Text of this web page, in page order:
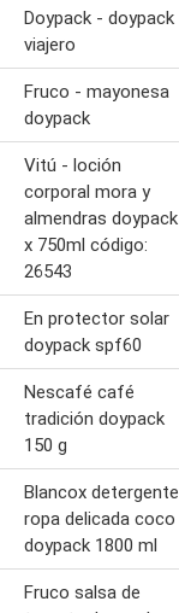
Doypack - doypack
viajero
Fruco - mayonesa
doypack
Vitú - loción
corporal mora y
almendras doypack
x 750ml código:
26543
En protector solar
doypack spf60
Nescafé café
tradición doypack
150 g
Blancox detergente
ropa delicada coco
doypack 1800 ml
Fruco salsa de